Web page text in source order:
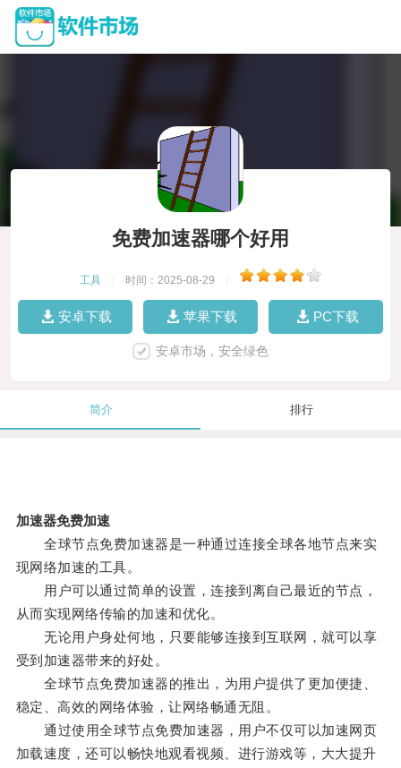
免费加速器哪个好用
工具 时间：2025-08-29
安卓下载 苹果下载 PC下载
安卓市场，安全绿色
简介 排行
加速器免费加速
全球节点免费加速器是一种通过连接全球各地节点来实
现网络加速的工具。
用户可以通过简单的设置，连接到离自己最近的节点，
从而实现网络传输的加速和优化。
无论用户身处何地，只要能够连接到互联网，就可以享
受到加速器带来的好处。
全球节点免费加速器的推出，为用户提供了更加便捷、
稳定、高效的网络体验，让网络畅通无阻。
通过使用全球节点免费加速器，用户不仅可以加速网页
加载速度，还可以畅快地观看视频、进行游戏等，大大提升